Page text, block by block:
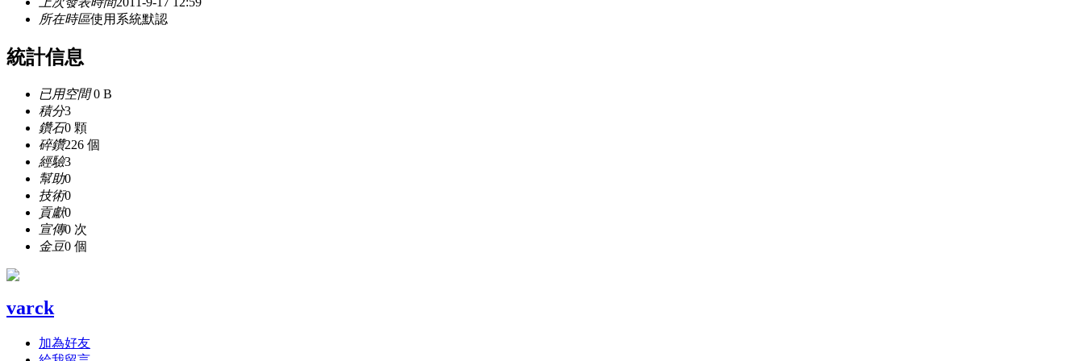
所在時區使用系統默認
統計信息
已用空間0 B
積分3
鑽石0 顆
碎鑽226 個
經驗3
幫助0
技術0
貢獻0
宣傳0 次
金豆0 個
varck
加為好友